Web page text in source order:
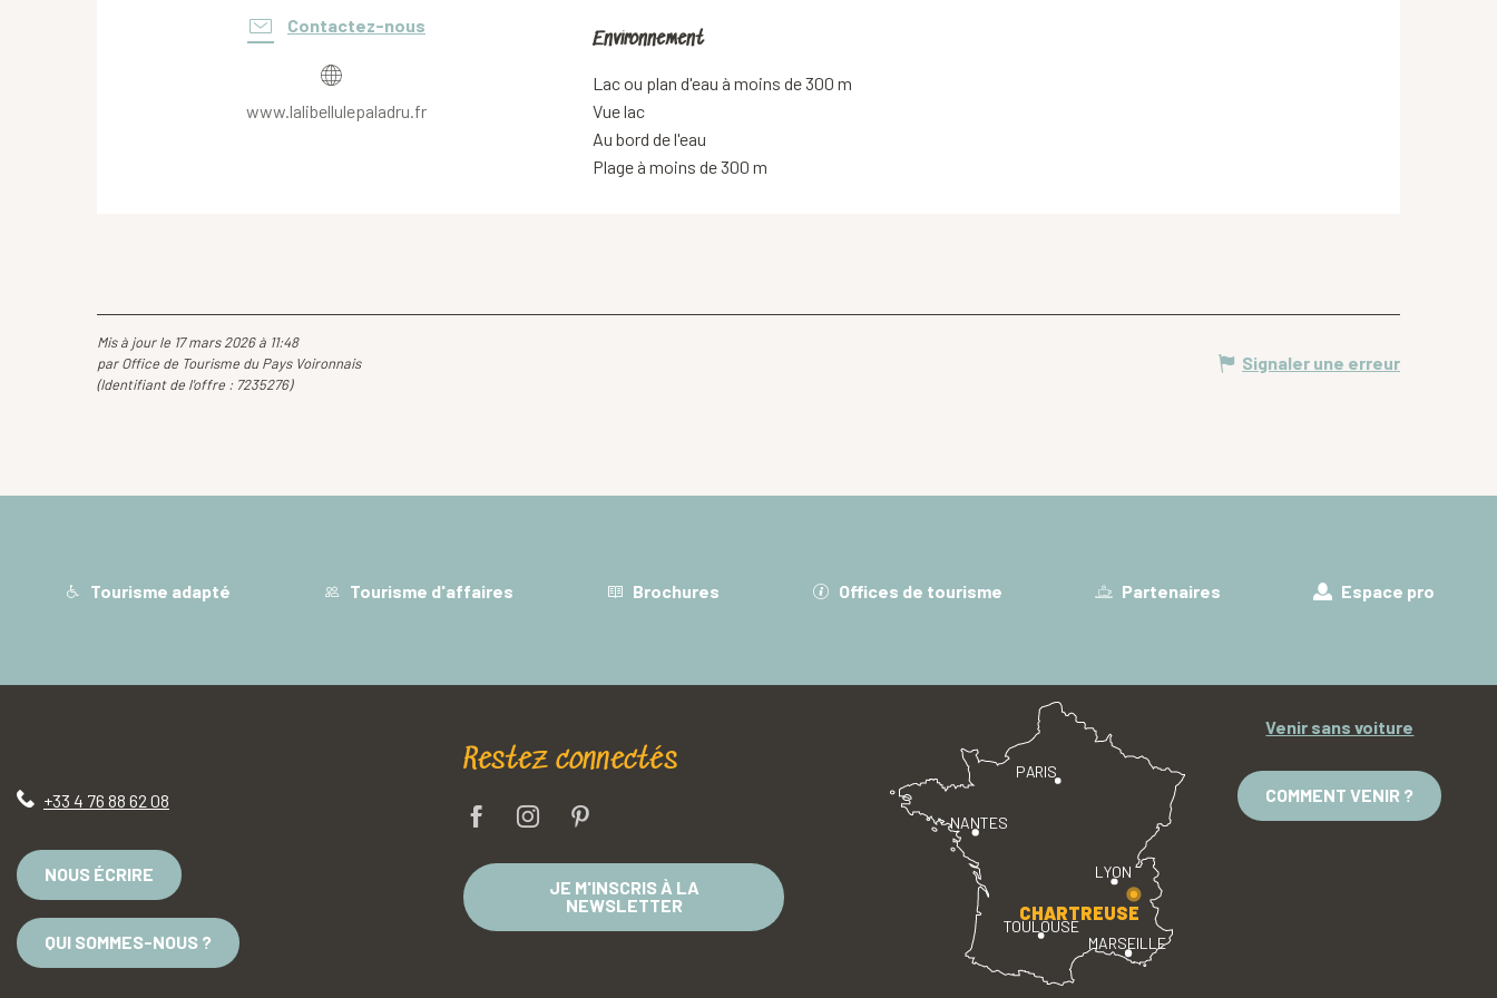
Contactez-nous
www.lalibellulepaladru.fr
Environnement
Environnement
Lac ou plan d'eau à moins de 300 m
Vue lac
Au bord de l'eau
Plage à moins de 300 m
Mis à jour le 17 mars 2026 à 11:48
par Office de Tourisme du Pays Voironnais
(Identifiant de l'offre : 7235276)
Signaler une erreur
Tourisme adapté Tourisme d'affaires Brochures Offices de tourisme Partenaires Espace pro
+33 4 76 88 62 08
NOUS ÉCRIRE
QUI SOMMES-NOUS ?
Restez connectés
JE M'INSCRIS À LA
NEWSLETTER
PARIS
LYON
TOULOUSE
MARSEILLE
NANTES
CHARTREUSE
Venir sans voiture
COMMENT VENIR ?